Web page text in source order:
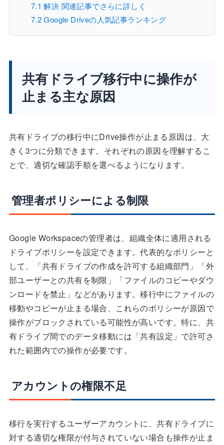
7.1 解決 関連記事でさらに詳しく
7.2Google Driveの人気記事ランキング
共有ドライブ移行中に操作が
止まる主な原因
共有ドライブの移行中にDrive操作が止まる原因は、大
きく3つに分類できます。それぞれの原因を理解するこ
とで、適切な確認手順を選べるようになります。
管理者ポリシーによる制限
Google Workspaceの管理者は、組織全体に適用される
ドライブポリシーを設定できます。代表的なポリシーと
して、「共有ドライブの作成を許可する組織部門」「外
部ユーザーとの共有を制限」「ファイルのコピーやダウ
ンロードを禁止」などがあります。移行中にファイルの
移動やコピーが止まる場合、これらのポリシーが原因で
操作がブロックされている可能性が高いです。特に、共
有ドライブ間でのデータ移動には「共有設定」で許可さ
れた範囲内での操作が必要です。
アカウントの権限不足
移行を実行するユーザーアカウントに、共有ドライブに
対する適切な権限が付与されていない場合も操作が止ま